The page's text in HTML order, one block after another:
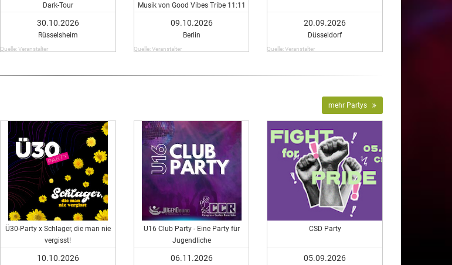
Dark-Tour
30.10.2026
Rüsselsheim
Quelle: Veranstalter
Musik von Good Vibes Tribe 11:11
09.10.2026
Berlin
Quelle: Veranstalter
20.09.2026
Düsseldorf
Quelle: Veranstalter
mehr Partys
Ü30-Party x Schlager, die man nie
vergisst!
10.10.2026
U16 Club Party - Eine Party für
Jugendliche
06.11.2026
CSD Party
05.09.2026